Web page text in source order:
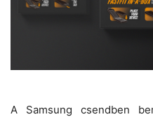
A Samsung csendben